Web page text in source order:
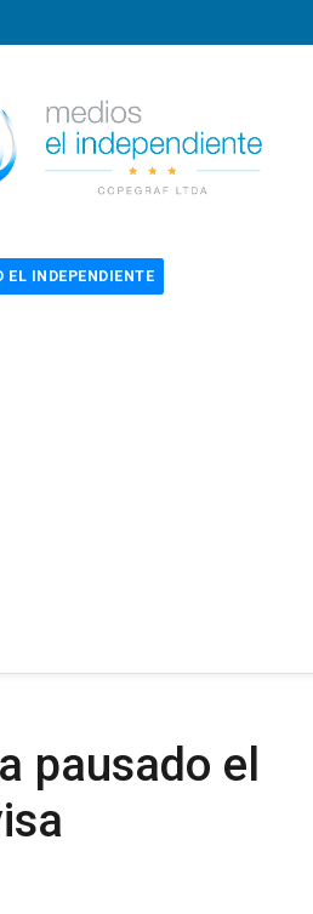
EL INDEPENDIENTE
pausado el